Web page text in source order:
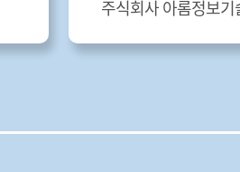
주식회사 아롬정보기